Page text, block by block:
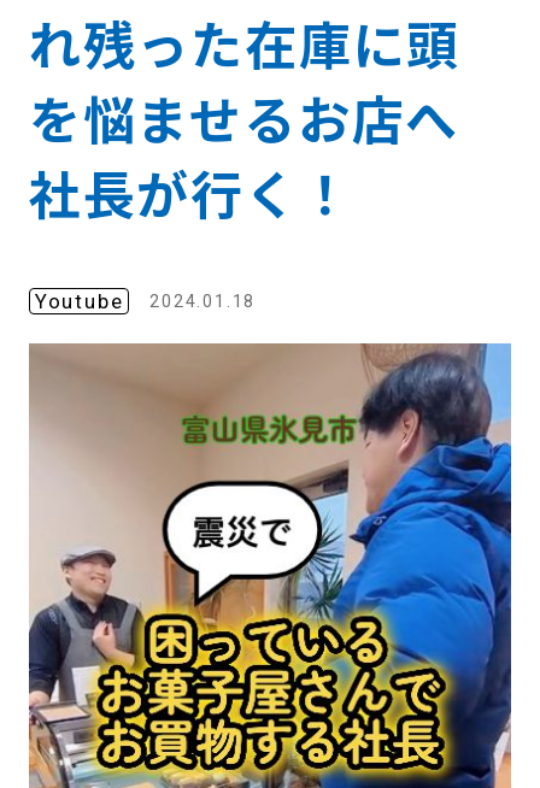
れ残った在庫に頭
を悩ませるお店へ
社長が行く！
Youtube 2024.01.18